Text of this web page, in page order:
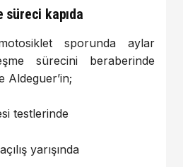
süreci kapıda
sporunda aylar
sürecini beraberinde
Aldeguer’in;
testlerinde
yarışında